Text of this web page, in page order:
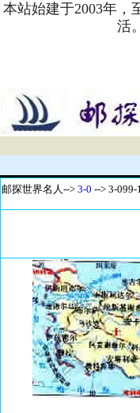
本站始建于2003年，
活
邮探世界名人--> 3-0 --> 3-099-